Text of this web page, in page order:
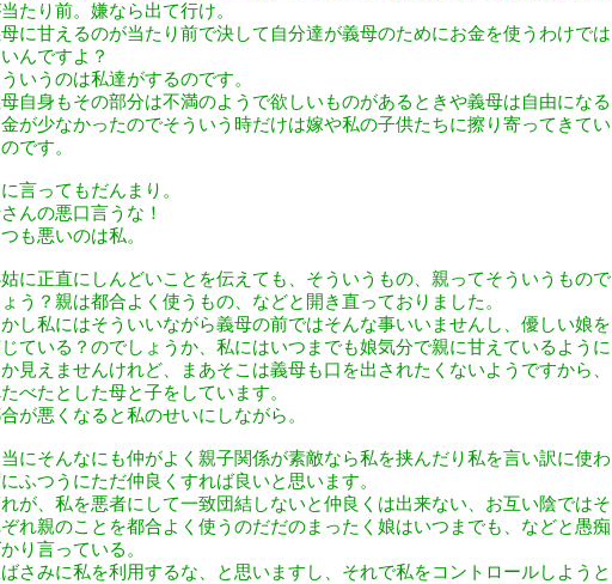
たり前。嫌なら出て行け。
に甘えるのが当たり前で決して自分達が義母のためにお金を使うわけでは
んですよ？
いうのは私達がするのです。
自身もその部分は不満のようで欲しいものがあるときや義母は自由になる
が少なかったのでそういう時だけは嫁や私の子供たちに擦り寄ってきてい
です。
言ってもだんまり。
んの悪口言うな！
も悪いのは私。
に正直にしんどいことを伝えても、そういうもの、親ってそういうもので
う？親は都合よく使うもの、などと開き直っておりました。
し私にはそういいながら義母の前ではそんな事いいませんし、優しい娘を
ている？のでしょうか、私にはいつまでも娘気分で親に甘えているように
見えませんけれど、まあそこは義母も口を出されたくないようですから、
べたとした母と子をしています。
が悪くなると私のせいにしながら。
にそんなにも仲がよく親子関係が素敵なら私を挟んだり私を言い訳に使わ
ふつうにただ仲良くすれば良いと思います。
が、私を悪者にして一致団結しないと仲良くは出来ない、お互い陰ではそ
れ親のことを都合よく使うのだだのまったく娘はいつまでも、などと愚痴
り言っている。
さみに私を利用するな、と思いますし、それで私をコントロールしようと